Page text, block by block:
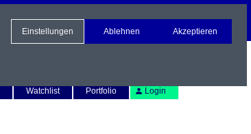
Watchlist Portfolio Login
Einstellungen Ablehnen Akzeptieren